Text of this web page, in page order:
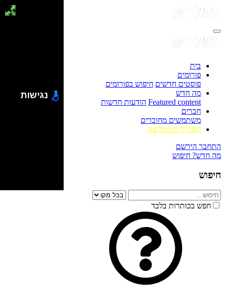
בית
פורומים
פוסטים חדשים חיפוש בפורומים
מה חדש
Featured content הודעות חדשות
חברים
משתמשים מחוברים
הסולידית ממליצה
התחבר הירשם
מה חדש? חיפוש
חיפוש
חפש בכותרות בלבד
נגישות